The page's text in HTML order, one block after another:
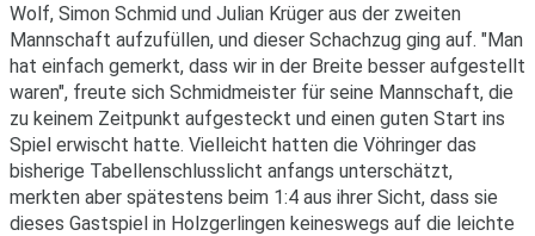
Wolf, Simon Schmid und Julian Krüger aus der zweiten
Mannschaft aufzufüllen, und dieser Schachzug ging auf. "Man
hat einfach gemerkt, dass wir in der Breite besser aufgestellt
waren", freute sich Schmidmeister für seine Mannschaft, die
zu keinem Zeitpunkt aufgesteckt und einen guten Start ins
Spiel erwischt hatte. Vielleicht hatten die Vöhringer das
bisherige Tabellenschlusslicht anfangs unterschätzt,
merkten aber spätestens beim 1:4 aus ihrer Sicht, dass sie
dieses Gastspiel in Holzgerlingen keineswegs auf die leichte